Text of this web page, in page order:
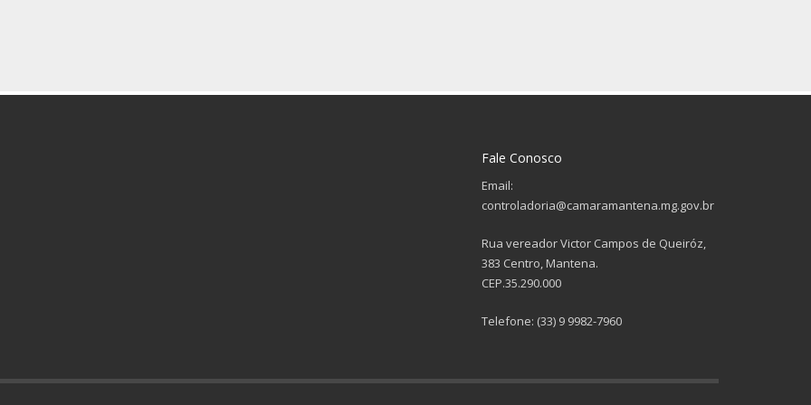
Fale Conosco
Email:
controladoria@camaramantena.mg.gov.br
Rua vereador Victor Campos de Queiróz,
383 Centro, Mantena.
CEP.35.290.000
Telefone: (33) 9 9982-7960